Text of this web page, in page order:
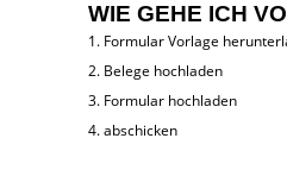
WIE GEHE ICH
1. Formular Vorlage
2. Belege hochladen
3. Formular hochladen
4. abschicken